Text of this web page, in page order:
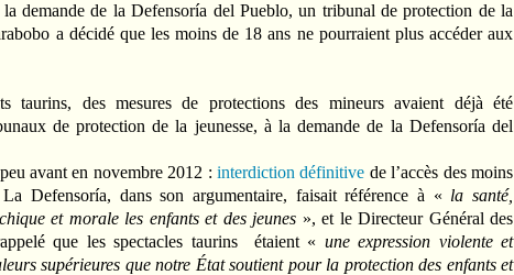
demande de la Defensoría del Pueblo, un tribunal de protection de la
a décidé que les moins de 18 ans ne pourraient plus accéder aux
taurins, des mesures de protections des mineurs avaient déjà été
de protection de la jeunesse, à la demande de la Defensoría del
avant en novembre 2012 : interdiction définitive de l’accès des moins
Defensoría, dans son argumentaire, faisait référence à « la santé,
et morale les enfants et des jeunes », et le Directeur Général des
que les spectacles taurins
étaient « une expression violente et
supérieures que notre État soutient pour la protection des enfants et